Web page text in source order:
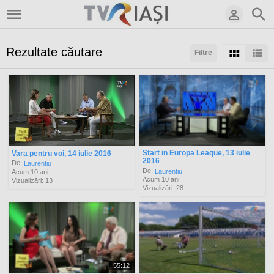
Filtre
Rezultate căutare
Arată:
Rezultate/pagină:
Vara pentru voi, 14 iulie 2016
De: Laurentiu
Acum 10 ani
Vizualizări: 13
Start in Europa Leaque, 13 iulie
2016
De: Laurentiu
Acum 10 ani
Vizualizări: 28
55:12